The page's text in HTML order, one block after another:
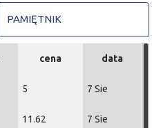
PAMIĘTNIK
cena data
5 7 Sie
11.62 7 Sie